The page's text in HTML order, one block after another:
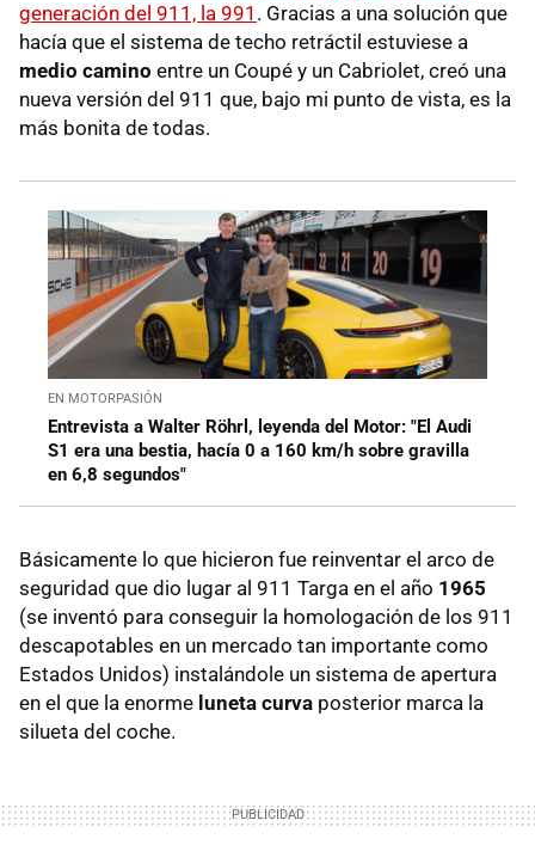
generación del 911, la 991 . Gracias a una solución que
hacía que el sistema de techo retráctil estuviese a
medio camino entre un Coupé y un Cabriolet, creó una
nueva versión del 911 que, bajo mi punto de vista, es la
más bonita de todas.
EN MOTORPASIÓN
Entrevista a Walter Röhrl, leyenda del Motor: "El Audi
S1 era una bestia, hacía 0 a 160 km/h sobre gravilla
en 6,8 segundos"
Básicamente lo que hicieron fue reinventar el arco de
seguridad que dio lugar al 911 Targa en el año 1965
(se inventó para conseguir la homologación de los 911
descapotables en un mercado tan importante como
Estados Unidos) instalándole un sistema de apertura
en el que la enorme luneta curva posterior marca la
silueta del coche.